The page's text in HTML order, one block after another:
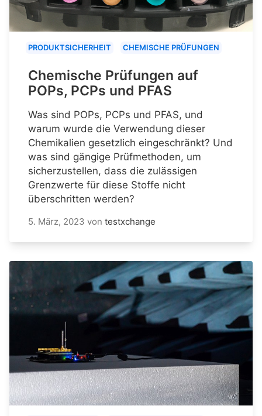
PRODUKTSICHERHEIT CHEMISCHE PRÜFUNGEN
Chemische Prüfungen auf
POPs, PCPs und PFAS
Was sind POPs, PCPs und PFAS, und
warum wurde die Verwendung dieser
Chemikalien gesetzlich eingeschränkt? Und
was sind gängige Prüfmethoden, um
sicherzustellen, dass die zulässigen
Grenzwerte für diese Stoffe nicht
überschritten werden?
5. März, 2023 von testxchange